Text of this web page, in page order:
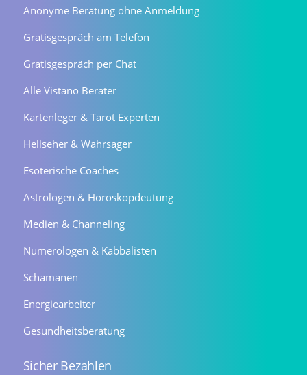
Anonyme Beratung ohne Anmeldung
Gratisgespräch am Telefon
Gratisgespräch per Chat
Alle Vistano Berater
Kartenleger & Tarot Experten
Hellseher & Wahrsager
Esoterische Coaches
Astrologen & Horoskopdeutung
Medien & Channeling
Numerologen & Kabbalisten
Schamanen
Energiearbeiter
Gesundheitsberatung
Sicher Bezahlen